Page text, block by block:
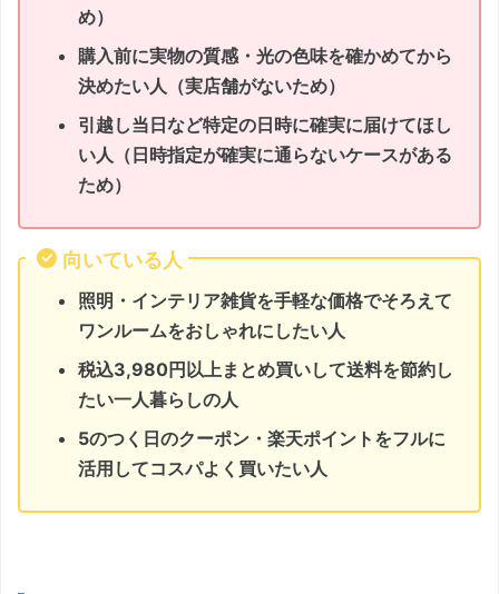
め）
購入前に実物の質感・光の色味を確かめてから
決めたい人（実店舗がないため）
引越し当日など特定の日時に確実に届けてほし
い人（日時指定が確実に通らないケースがある
ため）
向いている人
照明・インテリア雑貨を手軽な価格でそろえて
ワンルームをおしゃれにしたい人
税込3,980円以上まとめ買いして送料を節約し
たい一人暮らしの人
5のつく日のクーポン・楽天ポイントをフルに
活用してコスパよく買いたい人